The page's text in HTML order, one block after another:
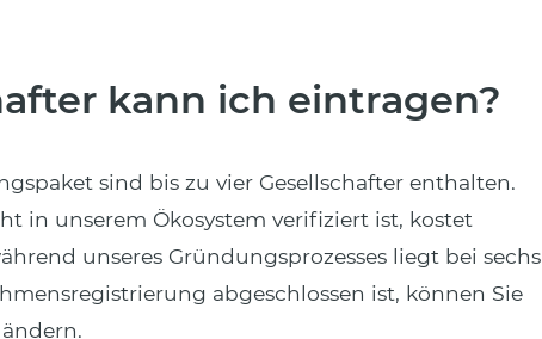
kann ich eintragen?
sind bis zu vier Gesellschafter enthalten.
in unserem Ökosystem verifiziert ist, kostet
unseres Gründungsprozesses liegt bei sechs
abgeschlossen ist, können Sie